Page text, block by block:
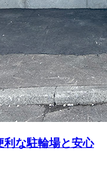
利な駐輪場と安心